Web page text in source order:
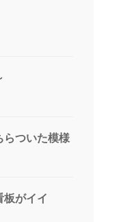
らついた模様
がイイ